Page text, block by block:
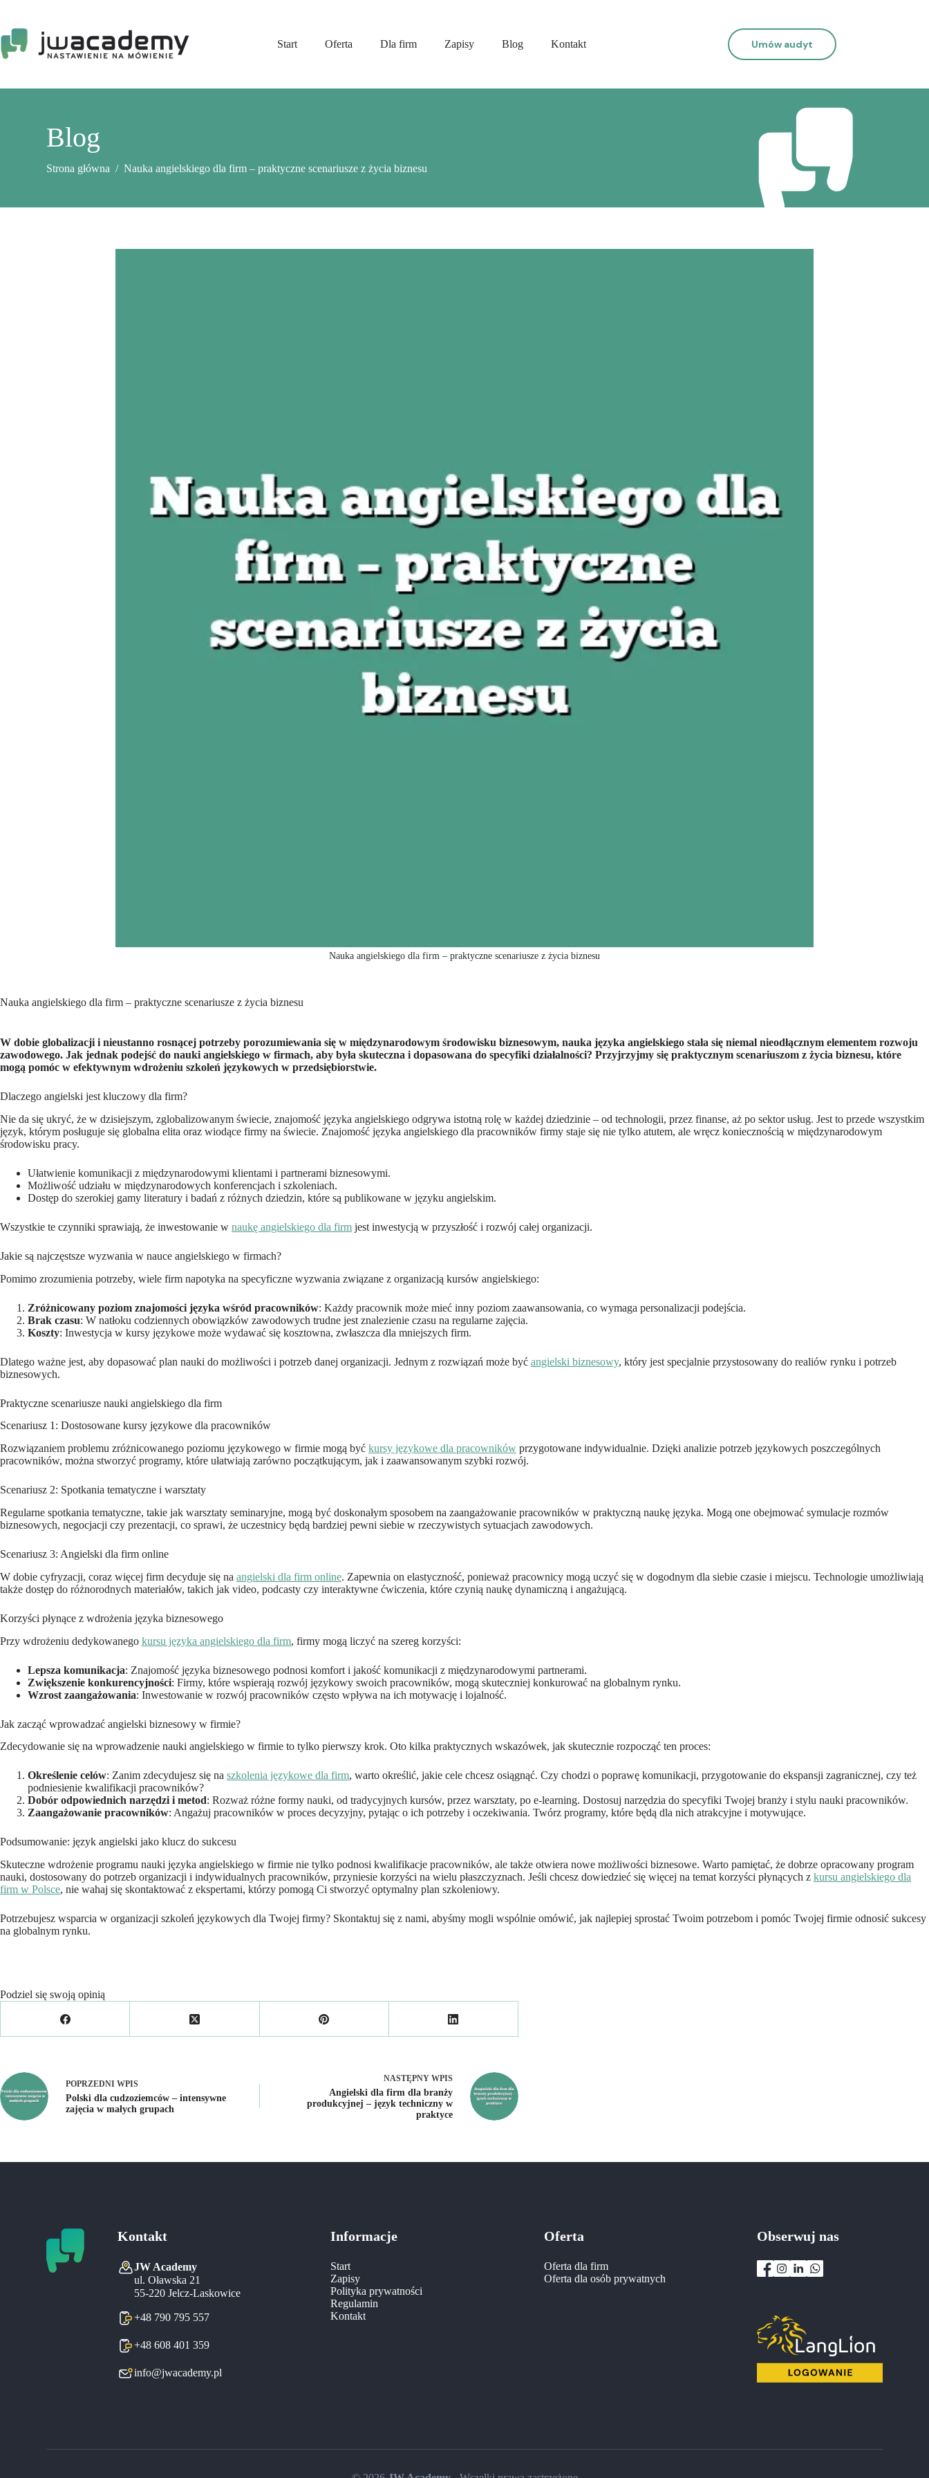
treści
Start
Oferta Dla firm Zapisy Blog Kontakt Umów audyt
Blog
Strona główna / Nauka angielskiego dla firm – praktyczne scenariusze z życia biznesu
Nauka angielskiego dla firm – praktyczne scenariusze z życia biznesu
Nauka angielskiego dla firm – praktyczne scenariusze z życia biznesu
W dobie globalizacji i nieustanno rosnącej potrzeby porozumiewania się w międzynarodowym środowisku biznesowym, nauka języka angielskiego stała się niemal nieodłącznym elementem rozwoju
zawodowego. Jak jednak podejść do nauki angielskiego w firmach, aby była skuteczna i dopasowana do specyfiki działalności? Przyjrzyjmy się praktycznym scenariuszom z życia biznesu, które
mogą pomóc w efektywnym wdrożeniu szkoleń językowych w przedsiębiorstwie.
Dlaczego angielski jest kluczowy dla firm?
Nie da się ukryć, że w dzisiejszym, zglobalizowanym świecie, znajomość języka angielskiego odgrywa istotną rolę w każdej dziedzinie – od technologii, przez finanse, aż po sektor usług. Jest to przede wszystkim
język, którym posługuje się globalna elita oraz wiodące firmy na świecie. Znajomość języka angielskiego dla pracowników firmy staje się nie tylko atutem, ale wręcz koniecznością w międzynarodowym
środowisku pracy.
Ułatwienie komunikacji z międzynarodowymi klientami i partnerami biznesowymi.
Możliwość udziału w międzynarodowych konferencjach i szkoleniach.
Dostęp do szerokiej gamy literatury i badań z różnych dziedzin, które są publikowane w języku angielskim.
Wszystkie te czynniki sprawiają, że inwestowanie w naukę angielskiego dla firm jest inwestycją w przyszłość i rozwój całej organizacji.
Jakie są najczęstsze wyzwania w nauce angielskiego w firmach?
Pomimo zrozumienia potrzeby, wiele firm napotyka na specyficzne wyzwania związane z organizacją kursów angielskiego:
Zróżnicowany poziom znajomości języka wśród pracowników: Każdy pracownik może mieć inny poziom zaawansowania, co wymaga personalizacji podejścia.
Brak czasu: W natłoku codziennych obowiązków zawodowych trudne jest znalezienie czasu na regularne zajęcia.
Koszty: Inwestycja w kursy językowe może wydawać się kosztowna, zwłaszcza dla mniejszych firm.
Dlatego ważne jest, aby dopasować plan nauki do możliwości i potrzeb danej organizacji. Jednym z rozwiązań może być angielski biznesowy, który jest specjalnie przystosowany do realiów rynku i potrzeb
biznesowych.
Praktyczne scenariusze nauki angielskiego dla firm
Scenariusz 1: Dostosowane kursy językowe dla pracowników
Rozwiązaniem problemu zróżnicowanego poziomu językowego w firmie mogą być kursy językowe dla pracowników przygotowane indywidualnie. Dzięki analizie potrzeb językowych poszczególnych
pracowników, można stworzyć programy, które ułatwiają zarówno początkującym, jak i zaawansowanym szybki rozwój.
Scenariusz 2: Spotkania tematyczne i warsztaty
Regularne spotkania tematyczne, takie jak warsztaty seminaryjne, mogą być doskonałym sposobem na zaangażowanie pracowników w praktyczną naukę języka. Mogą one obejmować symulacje rozmów
biznesowych, negocjacji czy prezentacji, co sprawi, że uczestnicy będą bardziej pewni siebie w rzeczywistych sytuacjach zawodowych.
Scenariusz 3: Angielski dla firm online
W dobie cyfryzacji, coraz więcej firm decyduje się na angielski dla firm online. Zapewnia on elastyczność, ponieważ pracownicy mogą uczyć się w dogodnym dla siebie czasie i miejscu. Technologie umożliwiają
także dostęp do różnorodnych materiałów, takich jak video, podcasty czy interaktywne ćwiczenia, które czynią naukę dynamiczną i angażującą.
Korzyści płynące z wdrożenia języka biznesowego
Przy wdrożeniu dedykowanego kursu języka angielskiego dla firm, firmy mogą liczyć na szereg korzyści:
Lepsza komunikacja: Znajomość języka biznesowego podnosi komfort i jakość komunikacji z międzynarodowymi partnerami.
Zwiększenie konkurencyjności: Firmy, które wspierają rozwój językowy swoich pracowników, mogą skuteczniej konkurować na globalnym rynku.
Wzrost zaangażowania: Inwestowanie w rozwój pracowników często wpływa na ich motywację i lojalność.
Jak zacząć wprowadzać angielski biznesowy w firmie?
Zdecydowanie się na wprowadzenie nauki angielskiego w firmie to tylko pierwszy krok. Oto kilka praktycznych wskazówek, jak skutecznie rozpocząć ten proces:
Określenie celów: Zanim zdecydujesz się na szkolenia językowe dla firm, warto określić, jakie cele chcesz osiągnąć. Czy chodzi o poprawę komunikacji, przygotowanie do ekspansji zagranicznej, czy też
podniesienie kwalifikacji pracowników?
Dobór odpowiednich narzędzi i metod: Rozważ różne formy nauki, od tradycyjnych kursów, przez warsztaty, po e-learning. Dostosuj narzędzia do specyfiki Twojej branży i stylu nauki pracowników.
Zaangażowanie pracowników: Angażuj pracowników w proces decyzyjny, pytając o ich potrzeby i oczekiwania. Twórz programy, które będą dla nich atrakcyjne i motywujące.
Podsumowanie: język angielski jako klucz do sukcesu
Skuteczne wdrożenie programu nauki języka angielskiego w firmie nie tylko podnosi kwalifikacje pracowników, ale także otwiera nowe możliwości biznesowe. Warto pamiętać, że dobrze opracowany program
nauki, dostosowany do potrzeb organizacji i indywidualnych pracowników, przyniesie korzyści na wielu płaszczyznach. Jeśli chcesz dowiedzieć się więcej na temat korzyści płynących z kursu angielskiego dla
firm w Polsce, nie wahaj się skontaktować z ekspertami, którzy pomogą Ci stworzyć optymalny plan szkoleniowy.
Potrzebujesz wsparcia w organizacji szkoleń językowych dla Twojej firmy? Skontaktuj się z nami, abyśmy mogli wspólnie omówić, jak najlepiej sprostać Twoim potrzebom i pomóc Twojej firmie odnosić sukcesy
na globalnym rynku.
Podziel się swoją opinią
POPRZEDNI WPIS
Polski dla cudzoziemców – intensywne
zajęcia w małych grupach
NASTĘPNY WPIS
Angielski dla firm dla branży
produkcyjnej – język techniczny w
praktyce
Kontakt
JW Academy
ul. Oławska 21
55-220 Jelcz-Laskowice
+48 790 795 557
+48 608 401 359
info@jwacademy.pl
Informacje
Start
Zapisy
Polityka prywatności
Regulamin
Kontakt
Oferta
Oferta dla firm
Oferta dla osób prywatnych
Obserwuj nas